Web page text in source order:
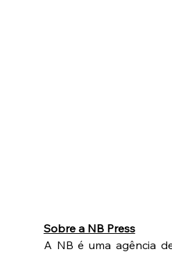
Sobre a NB Press
A NB é uma agência